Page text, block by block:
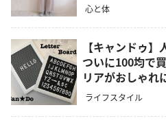
心と体
【キャンドゥ
ついに100均で
リアがおしゃれ
ライフスタイル